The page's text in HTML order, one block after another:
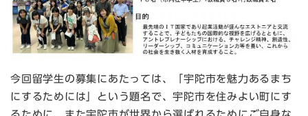
今回留学生の募集にあたっては、「宇陀市を魅力あるまち
にするためには」という題名で、宇陀市を住みよい町にす